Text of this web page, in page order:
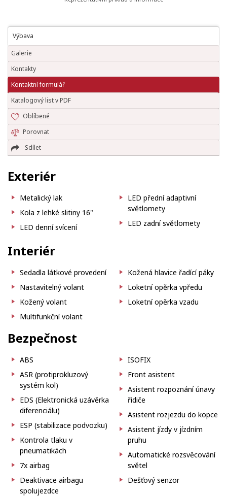
Výbava
Galerie
Kontakty
Kontaktní formulář
Katalogový list v PDF
Oblíbené
Porovnat
Sdílet
Exteriér
Metalický lak
Kola z lehké slitiny 16"
LED denní svícení
LED přední adaptivní
světlomety
LED zadní světlomety
Interiér
Sedadla látkové provedení
Nastavitelný volant
Kožený volant
Multifunkční volant
Kožená hlavice řadící páky
Loketní opěrka vpředu
Loketní opěrka vzadu
Bezpečnost
ABS
ASR (protiprokluzový
systém kol)
EDS (Elektronická uzávěrka
diferenciálu)
ESP (stabilizace podvozku)
Kontrola tlaku v
pneumatikách
7x airbag
Deaktivace airbagu
spolujezdce
ISOFIX
Front asistent
Asistent rozpoznání únavy
řidiče
Asistent rozjezdu do kopce
Asistent jízdy v jízdním
pruhu
Automatické rozsvěcování
světel
Dešťový senzor